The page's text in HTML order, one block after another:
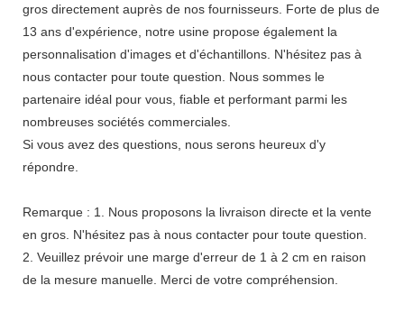
gros directement auprès de nos fournisseurs. Forte de plus de
13 ans d'expérience, notre usine propose également la
personnalisation d'images et d'échantillons. N'hésitez pas à
nous contacter pour toute question. Nous sommes le
partenaire idéal pour vous, fiable et performant parmi les
nombreuses sociétés commerciales.
Si vous avez des questions, nous serons heureux d'y
répondre.
Remarque : 1. Nous proposons la livraison directe et la vente
en gros. N'hésitez pas à nous contacter pour toute question.
2. Veuillez prévoir une marge d'erreur de 1 à 2 cm en raison
de la mesure manuelle. Merci de votre compréhension.